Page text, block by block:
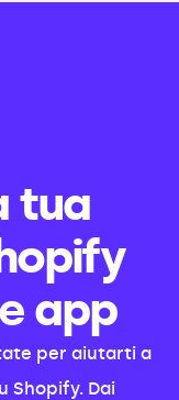
tua
app
per aiutarti a
Shopify. Dai